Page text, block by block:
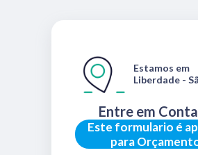
Este formulario é
para
Entre em
Estamos em
Liberdade -